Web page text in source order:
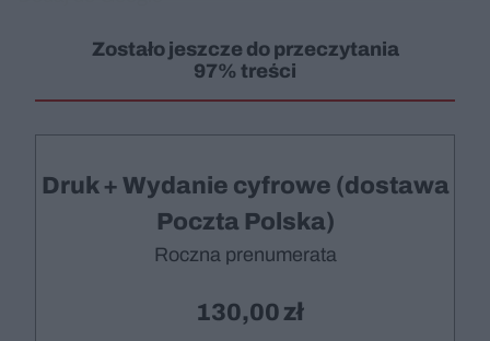
Zostało jeszcze do przeczytania
97% treści
Druk + Wydanie cyfrowe (dostawa
Poczta Polska)
Roczna prenumerata
130,00